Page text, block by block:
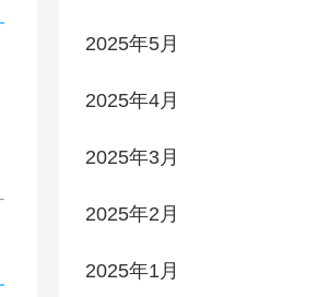
2025年5月
2025年4月
2025年3月
2025年2月
2025年1月